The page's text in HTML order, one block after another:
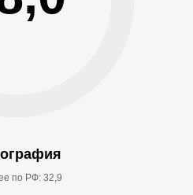
по РФ: 32,9